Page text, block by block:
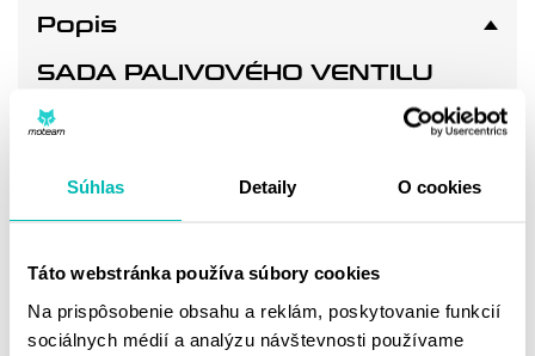
Súhlas Detaily O cookies
Táto webstránka používa súbory cookies
Na prispôsobenie obsahu a reklám, poskytovanie funkcií
sociálnych médií a analýzu návštevnosti používame
Popis
SADA PALIVOVÉHO VENTILU
Replacement fuel valve kit. Includes: fuel valve, fuel line,
Doprava a vrátenie
MOHLO BY SA VÁM